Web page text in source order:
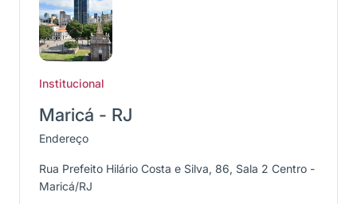
Institucional
Maricá - RJ
Endereço
Rua Prefeito Hilário Costa e Silva, 86, Sala 2 Centro -
Maricá/RJ